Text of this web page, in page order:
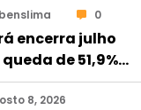
0
encerra julho
de 51,9%
violentas;
registra
8, 2026